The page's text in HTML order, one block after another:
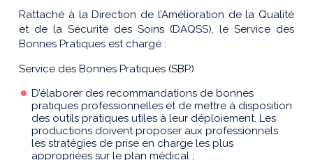
Rattaché à la Direction de l’Amélioration de la Qualité
et de la Sécurité des Soins (DAQSS), le Service des
Bonnes Pratiques est chargé :
Service des Bonnes Pratiques (SBP)
D’élaborer des recommandations de bonnes
pratiques professionnelles et de mettre à disposition
des outils pratiques utiles à leur déploiement. Les
productions doivent proposer aux professionnels
les stratégies de prise en charge les plus
appropriées sur le plan médical ;